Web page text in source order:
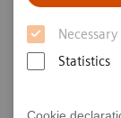
Necessary
Statistics
large track-
reflex testing.